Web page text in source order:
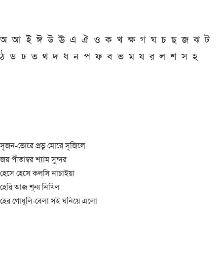
অ আ ই ঈ উ ঊ এ ঐ ও ক খ ক্ষ গ ঘ চ ছ জ ঝ ট
ঠ ড ঢ ত থ দ ধ ন প ফ ব ভ ম য র ল শ স হ
সৃজন-ভোরে প্রভু মোরে সৃজিলে
জয় পীতাম্বর শ্যাম সুন্দর
হেসে হেসে কল্‌সি নাচাইয়া
হেরি আজ শূন্য নিখিল
হের গোধূলি-বেলা সই ঘনিয়ে এলো